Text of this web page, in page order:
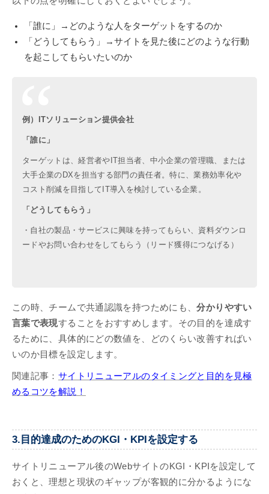
「誰に」→どのような人をターゲットをするのか
「どうしてもらう」→サイトを見た後にどのような行動
を起こしてもらいたいのか
例）ITソリューション提供会社
「誰に」
ターゲットは、経営者やIT担当者、中小企業の管理職、または
大手企業のDXを担当する部門の責任者。特に、業務効率化や
コスト削減を目指してIT導入を検討している企業。
「どうしてもらう」
・自社の製品・サービスに興味を持ってもらい、資料ダウンロ
ードやお問い合わせをしてもらう（リード獲得につなげる）
この時、チームで共通認識を持つためにも、分かりやすい
言葉で表現することをおすすめします。その目的を達成す
るために、具体的にどの数値を、どのくらい改善すればい
いのか目標を設定します。
関連記事： サイトリニューアルのタイミングと目的を見極
めるコツを解説！
3.目的達成のためのKGI・KPIを設定する
サイトリニューアル後のWebサイトのKGI・KPIを設定して
おくと、理想と現状のギャップが客観的に分かるようにな